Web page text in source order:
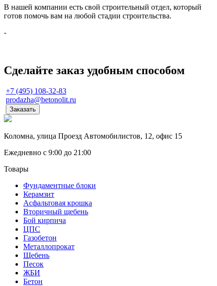
В нашей компании есть свой строительный отдел, который
готов помочь вам на любой стадии строительства.
-
Сделайте заказ удобным способом
+7 (495) 108-32-83
prodazha@betonolit.ru
Заказать
Коломна, улица Проезд Автомобилистов, 12, офис 15
Ежедневно с 9:00 до 21:00
Товары
Фундаментные блоки
Керамзит
Асфальтовая крошка
Вторичный щебень
Бой кирпича
ЦПС
Газобетон
Металлопрокат
Щебень
Песок
ЖБИ
Бетон